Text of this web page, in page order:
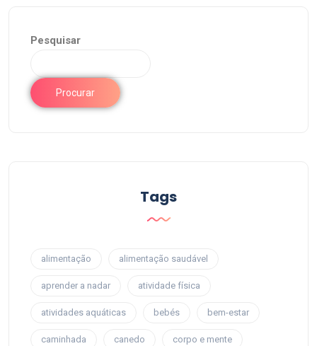
Pesquisar
Procurar
Tags
alimentação alimentação saudável
aprender a nadar atividade física
atividades aquáticas bebés bem-estar
caminhada canedo corpo e mente